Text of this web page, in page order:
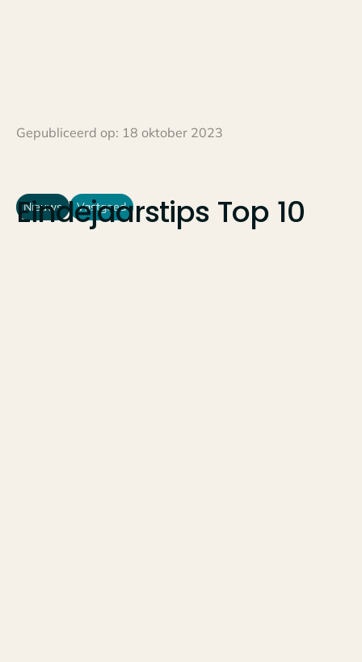
Gepubliceerd op: 18 oktober 2023
Eindejaarstips Top 10
Nieuws Vastgoed